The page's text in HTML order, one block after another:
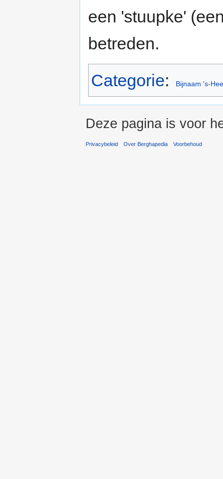
een 'stuupke'
betreden.
Categorie: Bijnaam 's-
Deze pagina is voor
Privacybeleid Over Berghapedia Voorbehoud